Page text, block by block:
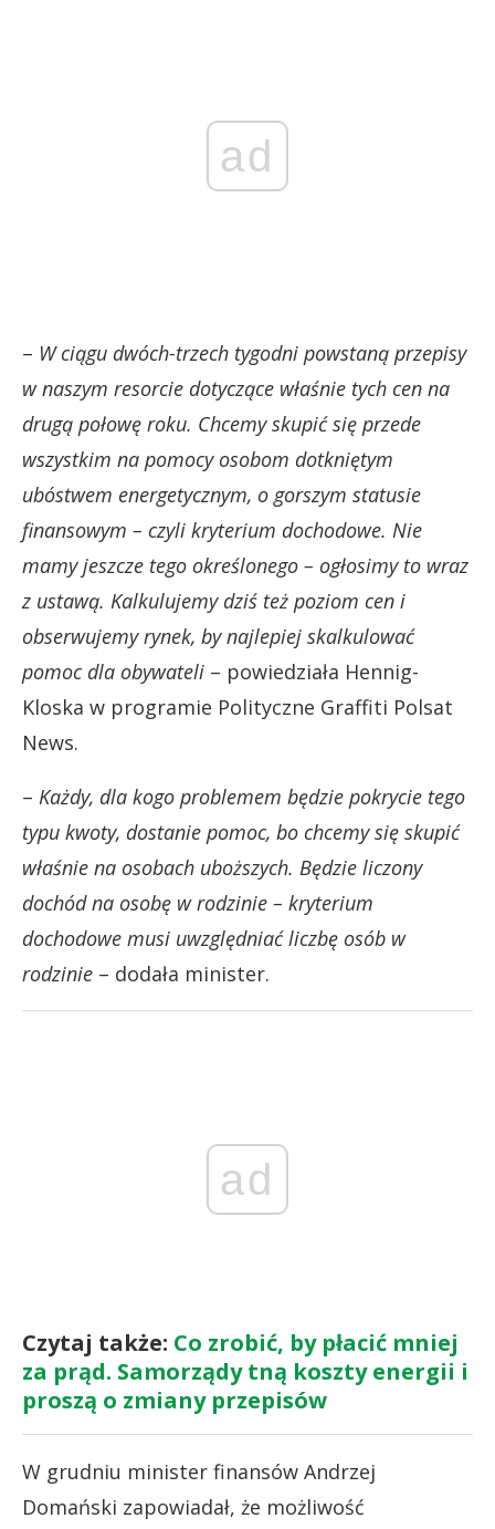
ad
– W ciągu dwóch-trzech tygodni powstaną przepisy
w naszym resorcie dotyczące właśnie tych cen na
drugą połowę roku. Chcemy skupić się przede
wszystkim na pomocy osobom dotkniętym
ubóstwem energetycznym, o gorszym statusie
finansowym – czyli kryterium dochodowe. Nie
mamy jeszcze tego określonego – ogłosimy to wraz
z ustawą. Kalkulujemy dziś też poziom cen i
obserwujemy rynek, by najlepiej skalkulować
pomoc dla obywateli – powiedziała Hennig-
Kloska w programie Polityczne Graffiti Polsat
News.
– Każdy, dla kogo problemem będzie pokrycie tego
typu kwoty, dostanie pomoc, bo chcemy się skupić
właśnie na osobach uboższych. Będzie liczony
dochód na osobę w rodzinie – kryterium
dochodowe musi uwzględniać liczbę osób w
rodzinie – dodała minister.
ad
Czytaj także: Co zrobić, by płacić mniej
za prąd. Samorządy tną koszty energii i
proszą o zmiany przepisów
W grudniu minister finansów Andrzej
Domański zapowiadał, że możliwość